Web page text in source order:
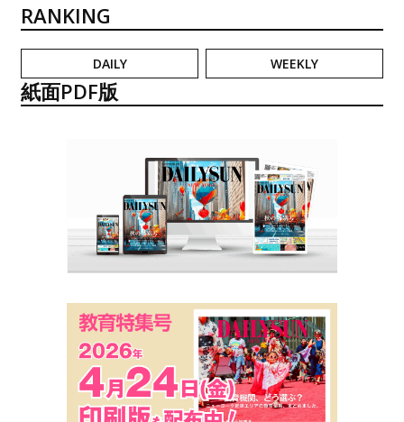
RANKING
DAILY WEEKLY
紙面PDF版